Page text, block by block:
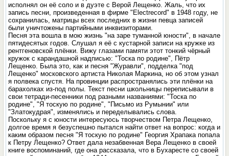
исполнял он её соло и в дуэте с Верой Лещенко. Жаль, что их
запись песни, произведенная в фирме "Electrecord" в 1948 году, не
сохранилась, матрицы всех последних в жизни певца записей
были уничтожены партийными инквизиторами.
Песня эта вошла в мою жизнь "на заре туманной юности", в начале
пятидесятых годов. Слушал я её с кустарной записи на кружке из
рентгеновской плёнки. Вижу глазами памяти этот тонкий чёрный
кружок с карандашной надписью: "Тоска по родине", Пётр
Лещенко. Была это, как и песня "Журавли", подделка "под
Лещенко" московского артиста Николая Маркина, но об этом узнал
я полвека спустя. На провинции распространялись эти плёнки на
барахолках из-под полы. Текст песни школьницы переписывали в
свои тетради-песенники под разными названиями: "Тоска по
родине", "Я тоскую по родине", "Письмо из Румынии" или
"Златокудрая", изменялись и переделывались слова.
Поскольку я с юности интересуюсь творчеством Петра Лещенко,
долгое время я безуспешно пытался найти ответ на вопрос: когда и
каким образом песня "Я тоскую по родине" Георгия Храпака попалa
к Петру Лещенко? Ответ дала незабвенная Вера Лещенко в своей
книге воспоминаний, где она рассказала, что в Бухаресте со своей